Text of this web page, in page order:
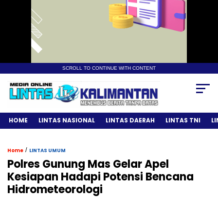
SCROLL TO CONTINUE WITH CONTENT
HOME LINTAS NASIONAL LINTAS DAERAH LINTAS TNI
Home / LINTAS UMUM
Polres Gunung Mas Gelar Apel
Kesiapan Hadapi Potensi Bencana
Hidrometeorologi